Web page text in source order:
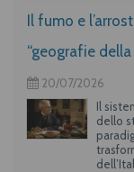
Il fumo e
“geografie
20/07/2026
Il
dello